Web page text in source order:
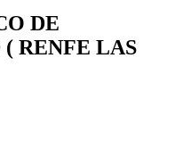
DE
RENFE LAS